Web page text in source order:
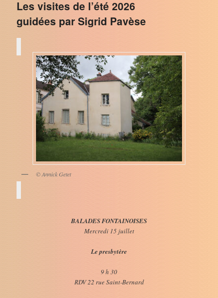
Les visites de l’été 2026
guidées par Sigrid Pavèse
© Annick Getet
BALADES FONTAINOISES
Mercredi 15 juillet
Le presbytère
9 h 30
RDV 22 rue Saint-Bernard